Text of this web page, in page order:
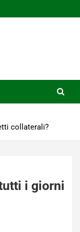
collaterali?
i giorni